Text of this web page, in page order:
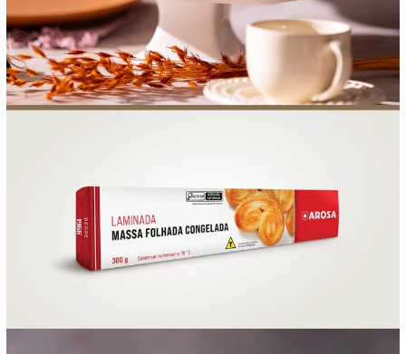
FOOD SERVICE EMPRESA AGENDA DE CURSOS
INVERNO